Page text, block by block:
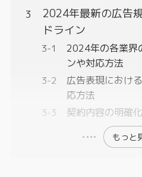
2024年最新の広告
ドライン
2024年の各業界
ンや対応方法
広告表現におけ
応方法
契約内容の明確化
もっと